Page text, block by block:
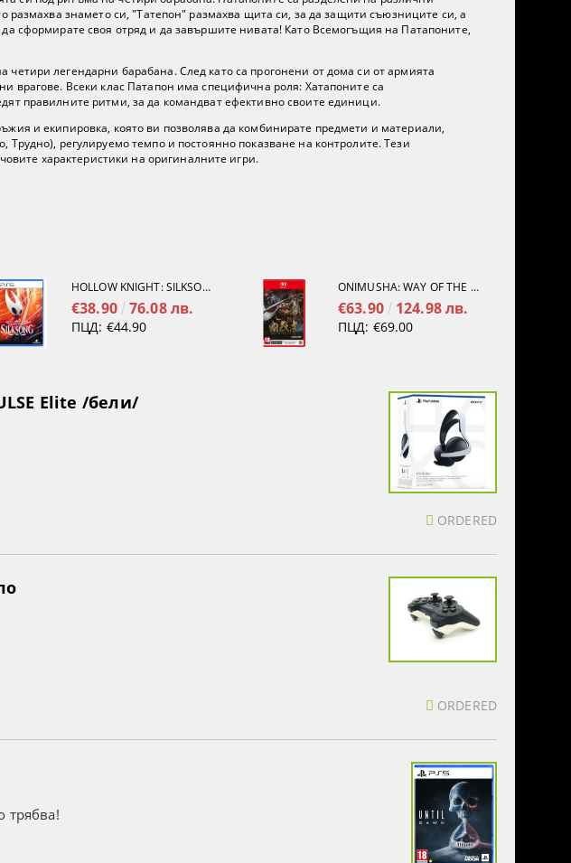
размахва знамето си, "Татепон" размахва щита си, за да защити съюзниците си, а
сформирате своя отряд и да завършите нивата! Като Всемогъщия на Патапоните,
легендарни барабана. След като са прогонени от дома си от армията
врагове. Всеки клас Патапон има специфична роля: Хатапоните са
правилните ритми, за да командват ефективно своите единици.
и екипировка, която ви позволява да комбинирате предмети и материали,
регулируемо темпо и постоянно показване на контролите. Тези
характеристики на оригиналните игри.
HOLLOW KNIGHT: SILKSONG [PS5]
€38.90 76.08 лв.
ПЦД: €44.90
ONIMUSHA: WAY OF THE SWORD [NINTENDO SWITCH 2]
€63.90 124.98 лв.
ПЦД: €69.00
Elite /бели/
ORDERED
ORDERED
трябва!